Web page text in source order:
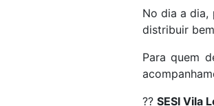
No dia a dia,
distribuir
Para quem
?? SESI Vila